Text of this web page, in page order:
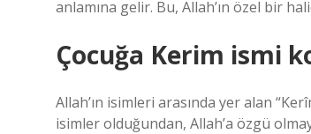
anlamına gelir. Bu, Allah’ın özel bir
Çocuğa Kerim ismi
Allah’ın isimleri arasında yer alan
isimler olduğundan, Allah’a özgü